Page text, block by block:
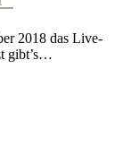
2018 das Live-
gibt’s…